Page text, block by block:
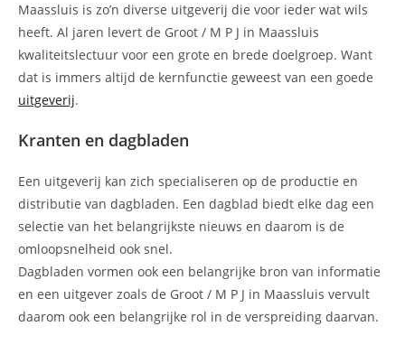
Maassluis is zo’n diverse uitgeverij die voor ieder wat wils
heeft. Al jaren levert de Groot / M P J in Maassluis
kwaliteitslectuur voor een grote en brede doelgroep. Want
dat is immers altijd de kernfunctie geweest van een goede
uitgeverij.
Kranten en dagbladen
Een uitgeverij kan zich specialiseren op de productie en
distributie van dagbladen. Een dagblad biedt elke dag een
selectie van het belangrijkste nieuws en daarom is de
omloopsnelheid ook snel.
Dagbladen vormen ook een belangrijke bron van informatie
en een uitgever zoals de Groot / M P J in Maassluis vervult
daarom ook een belangrijke rol in de verspreiding daarvan.